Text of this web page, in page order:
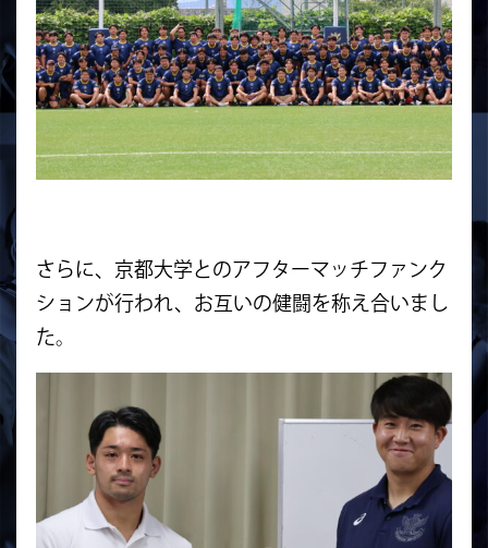
さらに、京都大学とのアフターマッチファンク
ションが行われ、お互いの健闘を称え合いまし
た。